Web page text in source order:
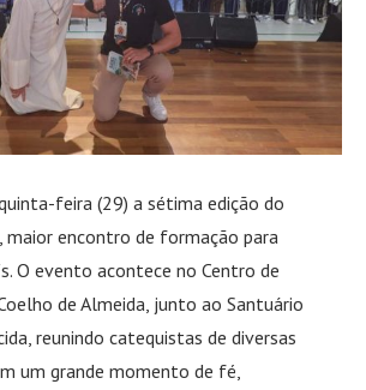
feira (29) a sétima edição do
maior encontro de formação para
O evento acontece no Centro de
de Almeida, junto ao Santuário
reunindo catequistas de diversas
um grande momento de fé,